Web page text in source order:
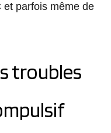
et parfois même de
troubles